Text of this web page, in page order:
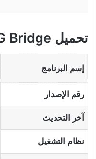
تحميل LG Bridge
إسم البرنامج
رقم الإصدار
آخر التحديث
نظام التشغيل